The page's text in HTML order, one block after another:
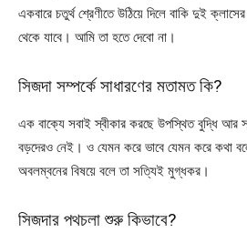
একবারে চতুর্থ শ্রেণীতে উঠিয়ে দিলে বাকি দুই
থেকে যাবে। আমি তা হতে দেবো না।
সিজদা সম্পর্কে সাধারণের মতামত কি?
এক বাক্যে সবাই স্বীকার করছে উপস্থিত বুদ্ধি আর
বড়দেরও নেই। ও যেমন করে ভাবে যেমন করে কথা
অবলম্বনের বিষয়ে বলে তা সত্যিই মুগ্ধকর।
সিজদার পথচলা শুরু কিভাবে?